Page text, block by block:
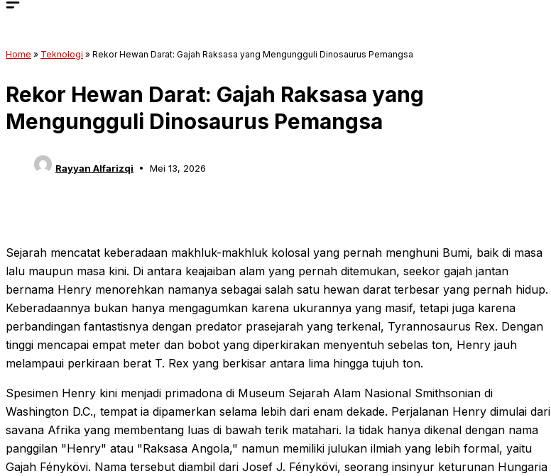
Home » Teknologi » Rekor Hewan Darat: Gajah Raksasa yang Mengungguli Dinosaurus Pemangsa
Rekor Hewan Darat: Gajah Raksasa yang
Mengungguli Dinosaurus Pemangsa
Rayyan Alfarizqi Mei 13, 2026
Sejarah mencatat keberadaan makhluk-makhluk kolosal yang pernah menghuni Bumi, baik di masa
lalu maupun masa kini. Di antara keajaiban alam yang pernah ditemukan, seekor gajah jantan
bernama Henry menorehkan namanya sebagai salah satu hewan darat terbesar yang pernah hidup.
Keberadaannya bukan hanya mengagumkan karena ukurannya yang masif, tetapi juga karena
perbandingan fantastisnya dengan predator prasejarah yang terkenal, Tyrannosaurus Rex. Dengan
tinggi mencapai empat meter dan bobot yang diperkirakan menyentuh sebelas ton, Henry jauh
melampaui perkiraan berat T. Rex yang berkisar antara lima hingga tujuh ton.
Spesimen Henry kini menjadi primadona di Museum Sejarah Alam Nasional Smithsonian di
Washington D.C., tempat ia dipamerkan selama lebih dari enam dekade. Perjalanan Henry dimulai dari
savana Afrika yang membentang luas di bawah terik matahari. Ia tidak hanya dikenal dengan nama
panggilan "Henry" atau "Raksasa Angola," namun memiliki julukan ilmiah yang lebih formal, yaitu
Gajah Fénykövi. Nama tersebut diambil dari Josef J. Fénykövi, seorang insinyur keturunan Hungaria